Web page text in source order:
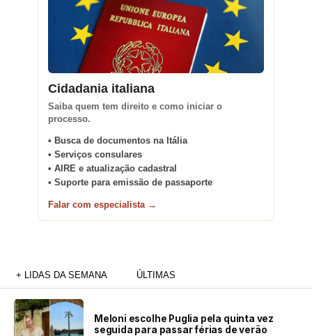
Cidadania italiana
Saiba quem tem direito e como iniciar o
processo.
• Busca de documentos na Itália
• Serviços consulares
• AIRE e atualização cadastral
• Suporte para emissão de passaporte
Falar com especialista →
+ LIDAS DA SEMANA ÚLTIMAS
Meloni escolhe Puglia pela quinta vez
seguida para passar férias de verão